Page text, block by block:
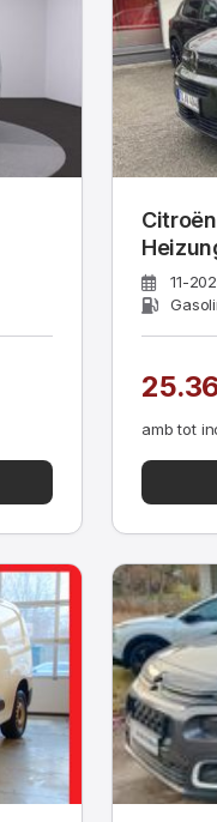
11-
amb tot